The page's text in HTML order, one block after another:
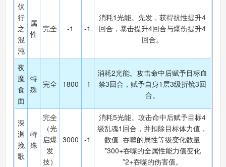
奥拉星手机版 搜 手
伏
行
之
混
沌
属
性
完全 -1 -1
消耗1光能。先发，获得抗性提升4
回合，暴击提升4回合与爆伤提升4
回合。
夜
魔
食
面
特
殊
完全 1800 -1
消耗2光能。攻击命中后赋予目标血
禁3回合，赋予自身1层3级折镜3回
合。
深
渊
挽
歌
特
殊
完全
（光
启爆
发
技）
3000 -1
消耗5光能。攻击命中后赋予目标4
级乱魂1回合，并扣除目标体力值，
数值=吞噬的属性等级变化数量
*300+吞噬的全属性能力值变化
*2+吞噬的伤害值。